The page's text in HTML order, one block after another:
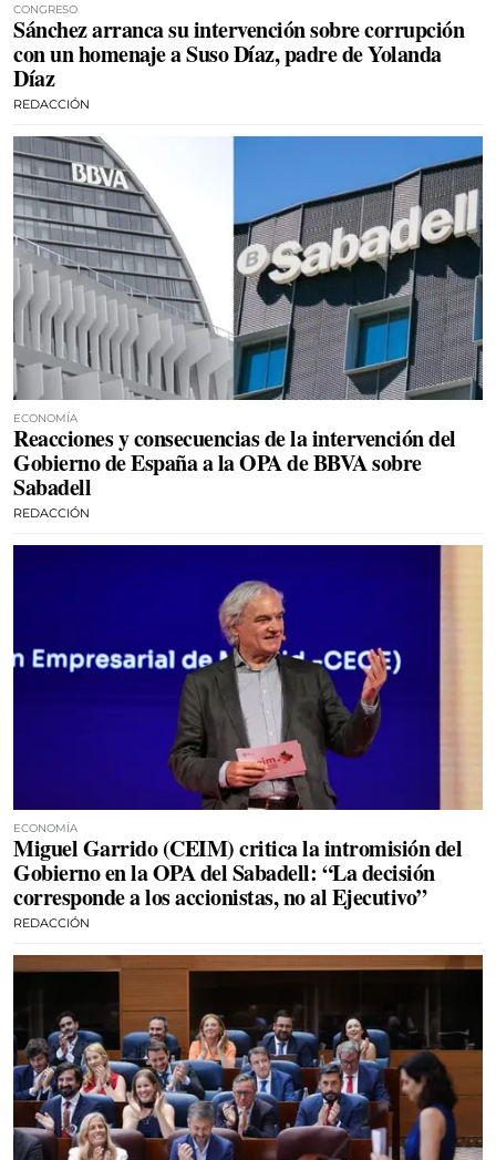
CONGRESO
Sánchez arranca su intervención sobre corrupción
con un homenaje a Suso Díaz, padre de Yolanda
Díaz
REDACCIÓN
ECONOMÍA
Reacciones y consecuencias de la intervención del
Gobierno de España a la OPA de BBVA sobre
Sabadell
REDACCIÓN
ECONOMÍA
Miguel Garrido (CEIM) critica la intromisión del
Gobierno en la OPA del Sabadell: “La decisión
corresponde a los accionistas, no al Ejecutivo”
REDACCIÓN